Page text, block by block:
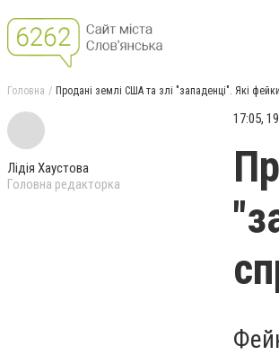
Головна Продані землі США та злі "западенці". Які
Лідія Хаустова
Головна редакторка
17:05,